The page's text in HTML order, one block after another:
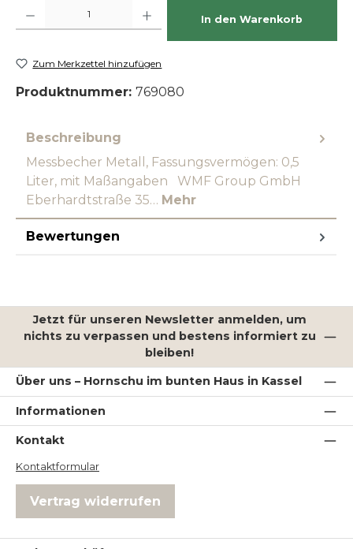
In den Warenkorb
Zum Merkzettel hinzufügen
Produktnummer: 769080
Beschreibung
Messbecher Metall, Fassungsvermögen: 0,5
Liter, mit Maßangaben WMF Group GmbH
Eberhardtstraße 35… Mehr
Bewertungen
Jetzt für unseren Newsletter anmelden, um
nichts zu verpassen und bestens informiert zu
bleiben!
Über uns – Hornschu im bunten Haus in Kassel
Informationen
Kontakt
Kontaktformular
Vertrag widerrufen